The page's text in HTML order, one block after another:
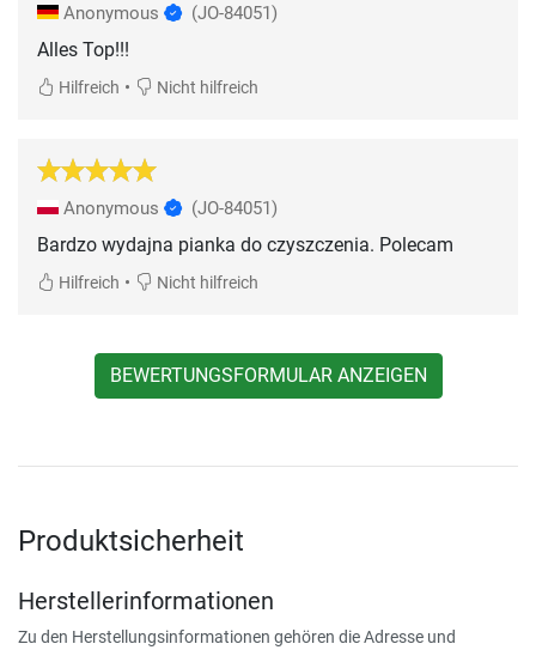
Anonymous (JO-84051)
Alles Top!!!
Hilfreich • Nicht hilfreich
Anonymous (JO-84051)
Bardzo wydajna pianka do czyszczenia. Polecam
Hilfreich • Nicht hilfreich
BEWERTUNGSFORMULAR ANZEIGEN
Produktsicherheit
Herstellerinformationen
Zu den Herstellungsinformationen gehören die Adresse und